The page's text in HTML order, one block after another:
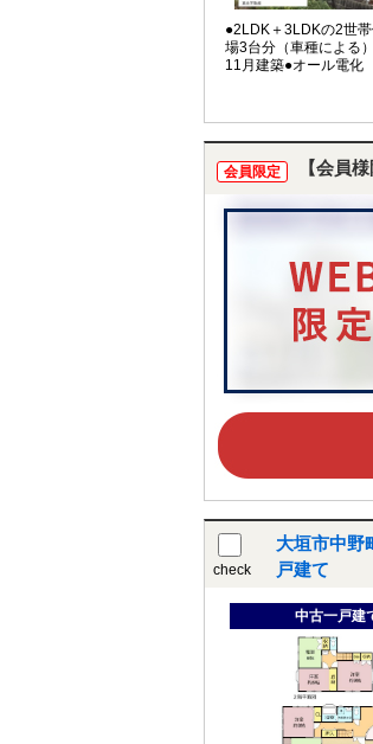
●2LDK＋3LDKの2世
場3台分（車種による
11月建築●オール電化
会員限定 【会員
check
大垣市中野
戸建て
中古一戸建